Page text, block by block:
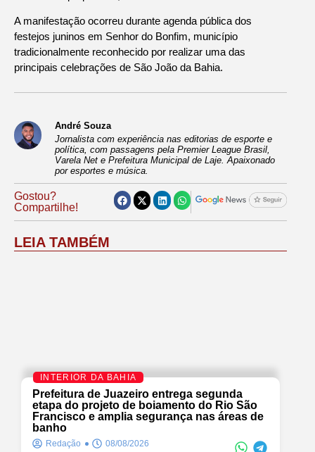
A manifestação ocorreu durante agenda pública dos
festejos juninos em Senhor do Bonfim, município
tradicionalmente reconhecido por realizar uma das
principais celebrações de São João da Bahia.
André Souza
Jornalista com experiência nas editorias de esporte e
política, com passagens pela Premier League Brasil,
Varela Net e Prefeitura Municipal de Laje. Apaixonado
por esportes e música.
Gostou?
Compartilhe!
LEIA TAMBÉM
INTERIOR DA BAHIA
Prefeitura de Juazeiro entrega segunda
etapa do projeto de boiamento do Rio São
Francisco e amplia segurança nas áreas de
banho
Redação 08/08/2026